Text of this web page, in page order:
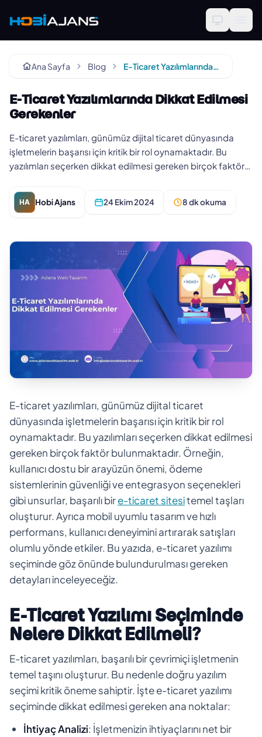
Ana Sayfa Blog E-Ticaret Yazılımlarında Dikkat Edilmesi Gerekenler
E-Ticaret Yazılımlarında Dikkat Edilmesi
Gerekenler
E-ticaret yazılımları, günümüz dijital ticaret dünyasında
işletmelerin başarısı için kritik bir rol oynamaktadır. Bu
yazılımları seçerken dikkat edilmesi gereken birçok faktör
HA Hobi Ajans 24 Ekim 2024 8 dk okuma
E-ticaret yazılımları, günümüz dijital ticaret
dünyasında işletmelerin başarısı için kritik bir rol
oynamaktadır. Bu yazılımları seçerken dikkat edilmesi
gereken birçok faktör bulunmaktadır. Örneğin,
kullanıcı dostu bir arayüzün önemi, ödeme
sistemlerinin güvenliği ve entegrasyon seçenekleri
gibi unsurlar, başarılı bire-ticaret sitesitemel taşları
oluşturur. Ayrıca mobil uyumlu tasarım ve hızlı
performans, kullanıcı deneyimini artırarak satışları
olumlu yönde etkiler. Bu yazıda, e-ticaret yazılımı
seçiminde göz önünde bulundurulması gereken
detayları inceleyeceğiz.
E-Ticaret Yazılımı Seçiminde
Nelere Dikkat Edilmeli?
E-ticaret yazılımları, başarılı bir çevrimiçi işletmenin
temel taşını oluşturur. Bu nedenle doğru yazılım
seçimi kritik öneme sahiptir. İşte e-ticaret yazılımı
seçiminde dikkat edilmesi gereken ana noktalar:
İhtiyaç Analizi: İşletmenizin ihtiyaçlarını net bir